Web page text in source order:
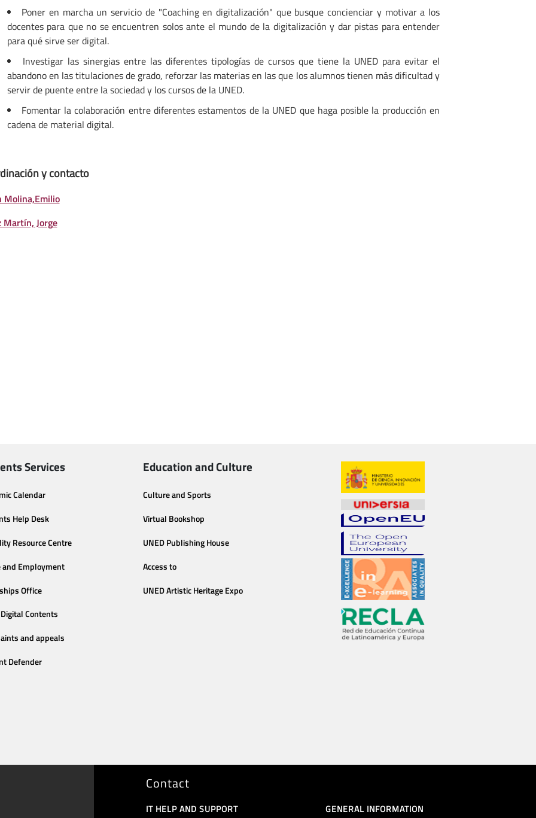
Poner en marcha un servicio de "Coaching en digitalización" que busque concienciar y motivar a los
docentes para que no se encuentren solos ante el mundo de la digitalización y dar pistas para entender
para qué sirve ser digital.
Investigar las sinergias entre las diferentes tipologías de cursos que tiene la UNED para evitar el
abandono en las titulaciones de grado, reforzar las materias en las que los alumnos tienen más dificultad y
servir de puente entre la sociedad y los cursos de la UNED.
Fomentar la colaboración entre diferentes estamentos de la UNED que haga posible la producción en
cadena de material digital.
y contacto
Molina,Emilio
Martín, Jorge
Services
Calendar
Help Desk
Resource Centre
and Employment
Office
Contents
and appeals
Defender
Education and Culture
Culture and Sports
Virtual Bookshop
UNED Publishing House
Access to
UNED Artistic Heritage Expo
Contact
IT HELP AND SUPPORT GENERAL INFORMATION